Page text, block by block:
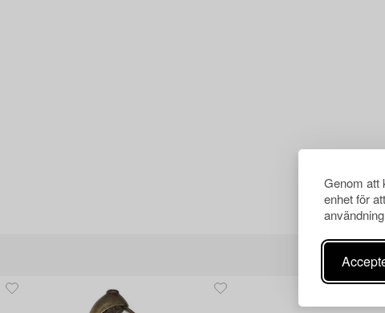
Genom att
enhet för